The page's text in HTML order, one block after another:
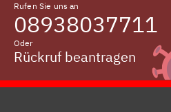
Rufen Sie uns an
08938037711
Oder
Rückruf beantragen